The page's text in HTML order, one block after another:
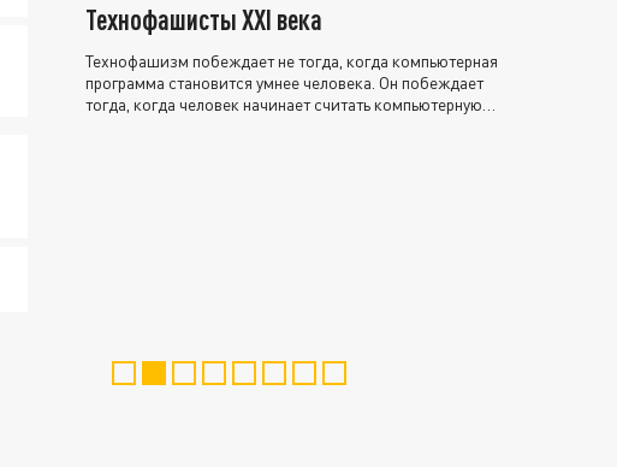
Технофашисты XXI века
Технофашизм побеждает не тогда, когда компьютерная
программа становится умнее человека. Он побеждает
тогда, когда человек начинает считать компьютерную